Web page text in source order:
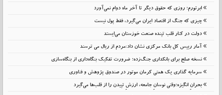
ابرتورم؛ روزی که حقوق دیگر تا آخر ماه دوام نمی‌آورد
چیزی که جنگ از اقتصاد ایران می‌گیرد، فقط پول نیست
دولت در کنار قلب تپنده صنعت خوزستان می‌ایستد
آمار رییس کل بانک مرکزی نشان داد:مردم از ریال می ترسند
نسخه صلح برای بانکداری جنگ‌زده؛ ضرورت تفکیک بنگاه‌داری از بنگاه‌سازی
سرمایه گذاری یک همتی کرمان موتور در صندوق پژوهش و فناوری
بحرانِ انگیزه؛وقتی نوسانِ جامعه، ارزشِ تپیدن را از قلب‌ها می‌گیرد